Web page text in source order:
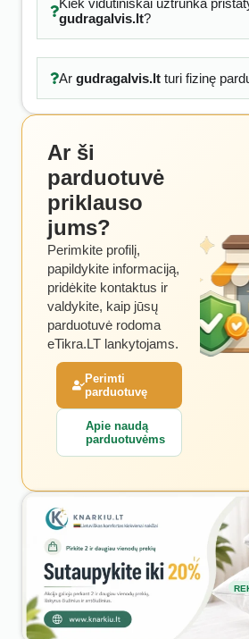
Kiek vidutiniškai užtrunka
gudragalvis.lt?
Ar gudragalvis.ltturi fizinę
Ar ši
parduotuvė
priklauso
jums?
Perimkite profilį,
papildykite informaciją,
pridėkite kontaktus ir
valdykite, kaip jūsų
parduotuvė rodoma
eTikra.LT lankytojams.
Perimti
parduotuvę
Apie naudą
parduotuvėms